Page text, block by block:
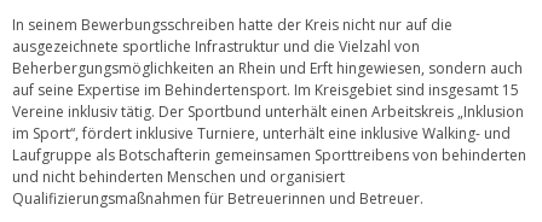
In seinem Bewerbungsschreiben hatte der Kreis nicht nur auf die
ausgezeichnete sportliche Infrastruktur und die Vielzahl von
Beherbergungsmöglichkeiten an Rhein und Erft hingewiesen, sondern auch
auf seine Expertise im Behindertensport. Im Kreisgebiet sind insgesamt 15
Vereine inklusiv tätig. Der Sportbund unterhält einen Arbeitskreis „Inklusion
im Sport“, fördert inklusive Turniere, unterhält eine inklusive Walking- und
Laufgruppe als Botschafterin gemeinsamen Sporttreibens von behinderten
und nicht behinderten Menschen und organisiert
Qualifizierungsmaßnahmen für Betreuerinnen und Betreuer.